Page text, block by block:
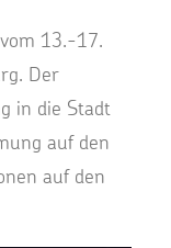
13.-17.
Der
in die Stadt
auf den
auf den